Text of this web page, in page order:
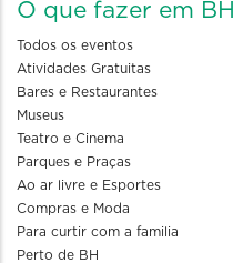
O que fazer em BH
Todos os eventos
Atividades Gratuitas
Bares e Restaurantes
Museus
Teatro e Cinema
Parques e Praças
Ao ar livre e Esportes
Compras e Moda
Para curtir com a familia
Perto de BH